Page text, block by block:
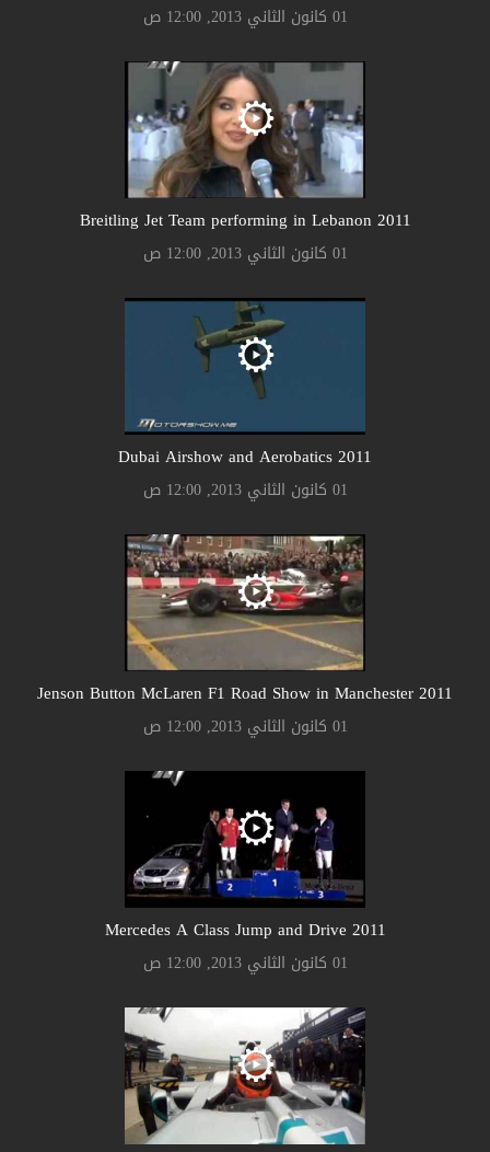
01 كانون الثاني 2013, 12:00 ص
2011 Breitling Jet Team performing in Lebanon
01 كانون الثاني 2013, 12:00 ص
2011 Dubai Airshow and Aerobatics
01 كانون الثاني 2013, 12:00 ص
2011 Jenson Button McLaren F1 Road Show in Manchester
01 كانون الثاني 2013, 12:00 ص
2011 Mercedes A Class Jump and Drive
01 كانون الثاني 2013, 12:00 ص